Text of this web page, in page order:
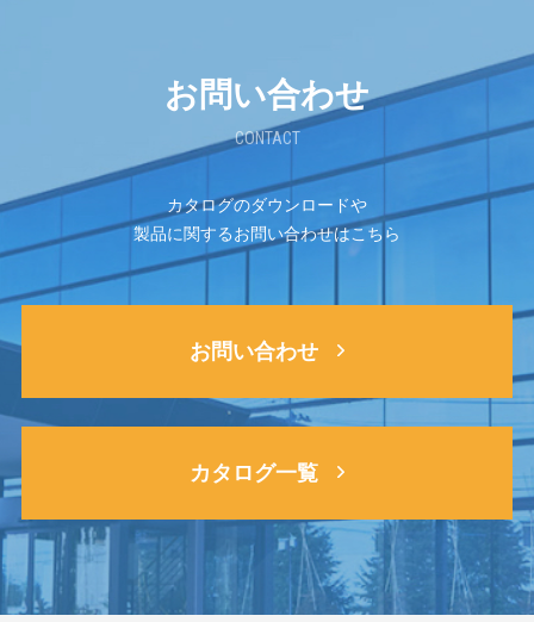
お問い合わせ
CONTACT
カタログのダウンロードや
製品に関するお問い合わせはこちら
お問い合わせ
カタログ一覧